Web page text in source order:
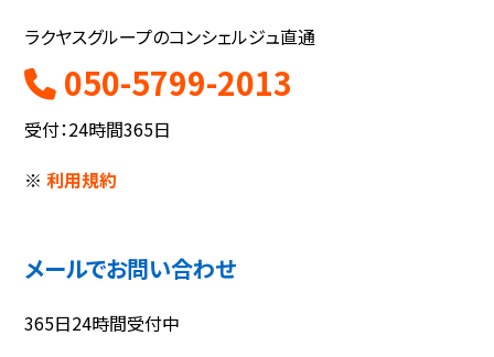
ラクヤスグループのコンシェルジュ直通
050-5799-2013
受付：24時間365日
※利用規約
メールでお問い合わせ
365日24時間受付中